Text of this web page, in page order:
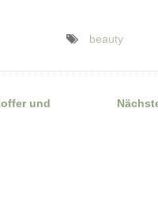
beauty
und